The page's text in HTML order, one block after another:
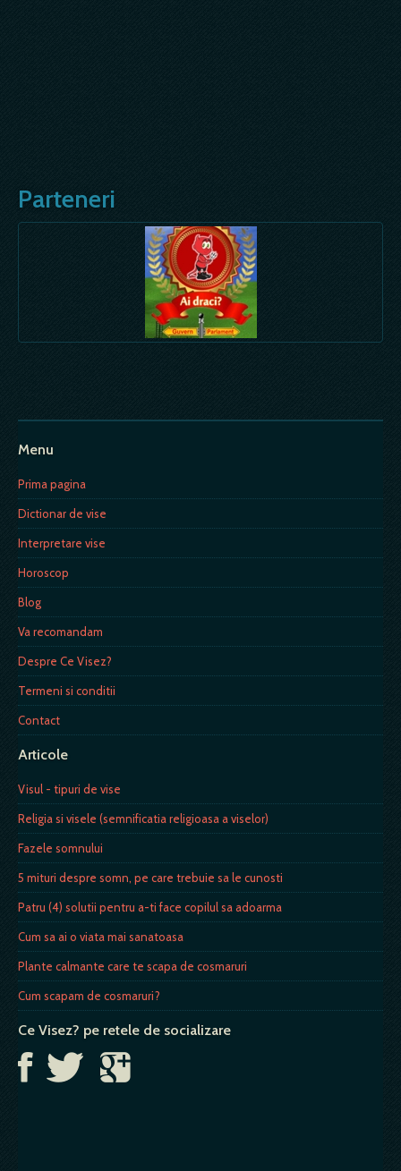
Parteneri
Menu
Prima pagina
Dictionar de vise
Interpretare vise
Horoscop
Blog
Va recomandam
Despre Ce Visez?
Termeni si conditii
Contact
Articole
Visul - tipuri de vise
Religia si visele (semnificatia religioasa a viselor)
Fazele somnului
5 mituri despre somn, pe care trebuie sa le cunosti
Patru (4) solutii pentru a-ti face copilul sa adoarma
Cum sa ai o viata mai sanatoasa
Plante calmante care te scapa de cosmaruri
Cum scapam de cosmaruri?
Ce Visez? pe retele de socializare